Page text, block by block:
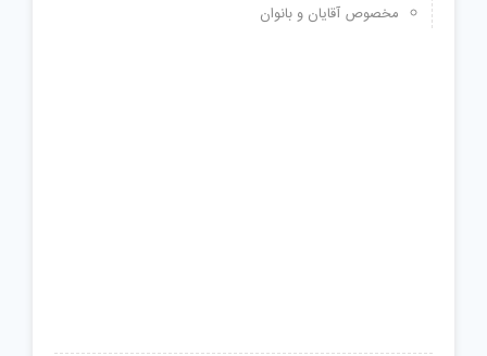
مخصوص آقایان و بانوان